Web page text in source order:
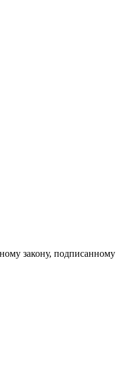
закону, подписанному